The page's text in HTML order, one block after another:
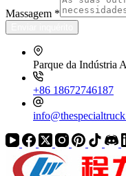
Massagem *
Parque da Indústria
+86 18672746187